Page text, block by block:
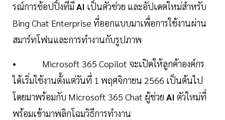
รณ์การช้อปปิ้งที่มีAI เป็นตัวช่วย และอัปเดตใหม่สำหรับ
Bing Chat Enterprise ที่ออกแบบมาเพื่อการใช้งานผ่าน
สมาร์ทโฟนและการทำงานกับรูปภาพ
• Microsoft 365 Copilot จะเปิดให้ลูกค้าองค์กร
ได้เริ่มใช้งานตั้งแต่วันที่ 1 พฤศจิกายน 2566 เป็นต้นไป
โดยมาพร้อมกับ Microsoft 365 Chat ผู้ช่วย AI ตัวใหม่ที่
พร้อมเข้ามาพลิกโฉมวิธีการทำงาน